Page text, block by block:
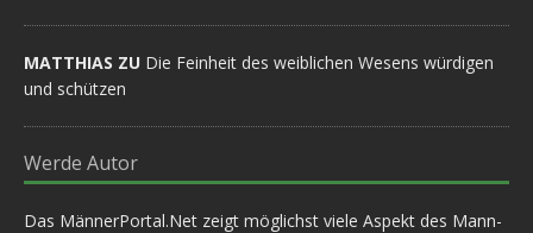
MATTHIAS ZU Die Feinheit des weiblichen Wesens würdigen
und schützen
Werde Autor
Das MännerPortal.Net zeigt möglichst viele Aspekt des Mann-